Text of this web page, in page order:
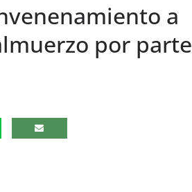
a
por parte